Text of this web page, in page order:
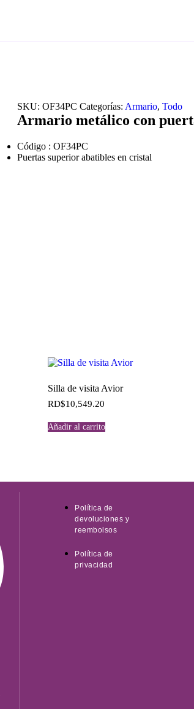
SKU:OF34PC Categorías: Armario,Todo
Armario metálico con
Código : OF34PC
Puertas superior abatibles en cristal
Silla de visita Avior
RD$10,549.20
Añadir al carrito
Política de
devoluciones y
reembolsos
Política de
privacidad